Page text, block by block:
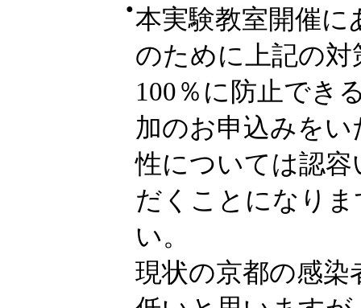
●本実験教室開催
のために上記の
100％に防止でき
加のお申込みを
性については認
だくことになり
い。
現状の京都の感